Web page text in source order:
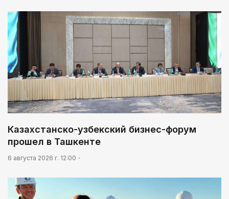
Казахстанско-узбекский бизнес-форум
прошел в Ташкенте
6 августа 2026 г. 12:00